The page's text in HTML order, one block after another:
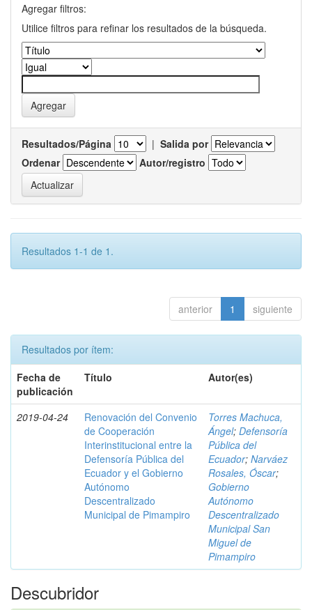
Agregar filtros:
Utilice filtros para refinar los resultados de la búsqueda.
Resultados/Página | Salida por
Ordenar
Autor/registro
Resultados 1-1 de 1.
anterior 1 siguiente
Resultados por ítem:
Fecha de
publicación
Título Autor(es)
2019-04-24
Renovación del Convenio
de Cooperación
Interinstitucional entre la
Defensoría Pública del
Ecuador y el Gobierno
Autónomo
Descentralizado
Municipal de Pimampiro
Torres Machuca,
Ángel; Defensoría
Pública del
Ecuador; Narváez
Rosales, Óscar;
Gobierno
Autónomo
Descentralizado
Municipal San
Miguel de
Pimampiro
Descubridor